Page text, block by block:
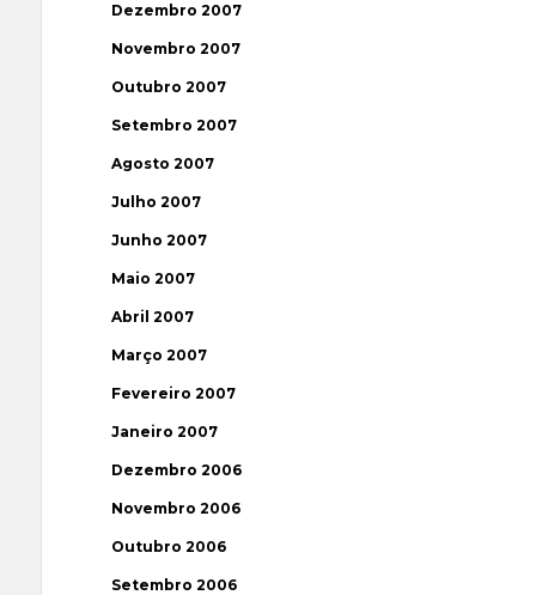
Dezembro 2007
Novembro 2007
Outubro 2007
Setembro 2007
Agosto 2007
Julho 2007
Junho 2007
Maio 2007
Abril 2007
Março 2007
Fevereiro 2007
Janeiro 2007
Dezembro 2006
Novembro 2006
Outubro 2006
Setembro 2006